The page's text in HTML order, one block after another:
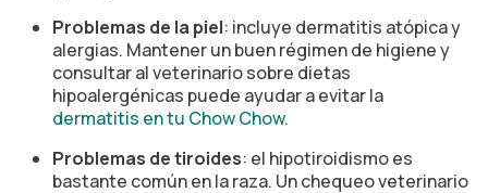
Problemas de la piel: incluye dermatitis atópica y
alergias. Mantener un buen régimen de higiene y
consultar al veterinario sobre dietas
hipoalergénicas puede ayudar a evitar la
dermatitis en tu Chow Chow.
Problemas de tiroides: el hipotiroidismo es
bastante común en la raza. Un chequeo veterinario